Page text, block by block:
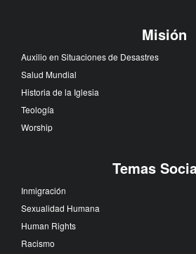
Misión
Auxilio en Situaciones de Desastres
Salud Mundial
Historia de la Iglesia
Teología
Worship
Temas
Inmigración
Sexualidad Humana
Human Rights
Racismo